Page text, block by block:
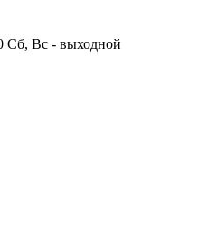
Сб, Вс - выходной